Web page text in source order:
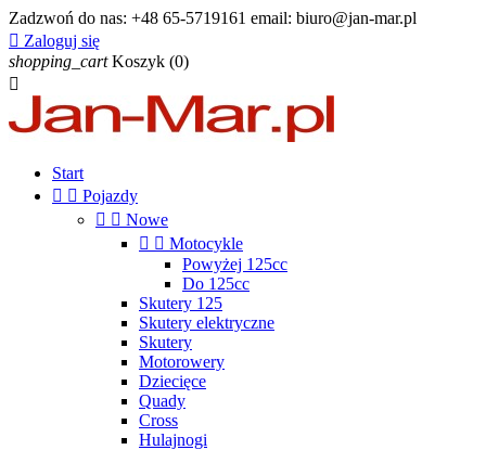
Zadzwoń do nas: +48 65-5719161 email: biuro@jan-mar.pl
 Zaloguj się
shopping_cart Koszyk (0)

Start
  Pojazdy
  Nowe
  Motocykle
Powyżej 125cc
Do 125cc
Skutery 125
Skutery elektryczne
Skutery
Motorowery
Dziecięce
Quady
Cross
Hulajnogi